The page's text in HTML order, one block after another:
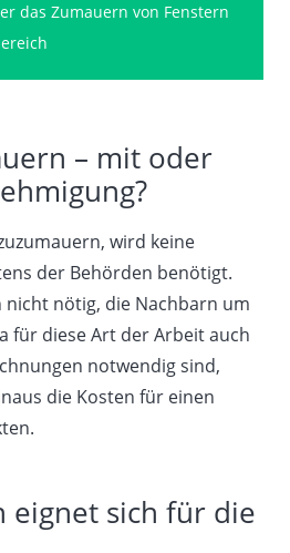
das Zumauern von Fenstern
– mit oder
wird keine
der Behörden benötigt.
nicht nötig, die Nachbarn um
für diese Art der Arbeit auch
notwendig sind,
die Kosten für einen
eignet sich für die